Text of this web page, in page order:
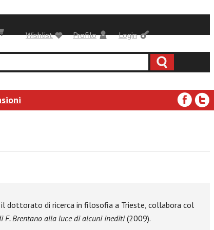
Login
Profilo
Wishlist
il dottorato di ricerca in filosofia a Trieste, collabora col
F. Brentano alla luce di alcuni inediti(2009).